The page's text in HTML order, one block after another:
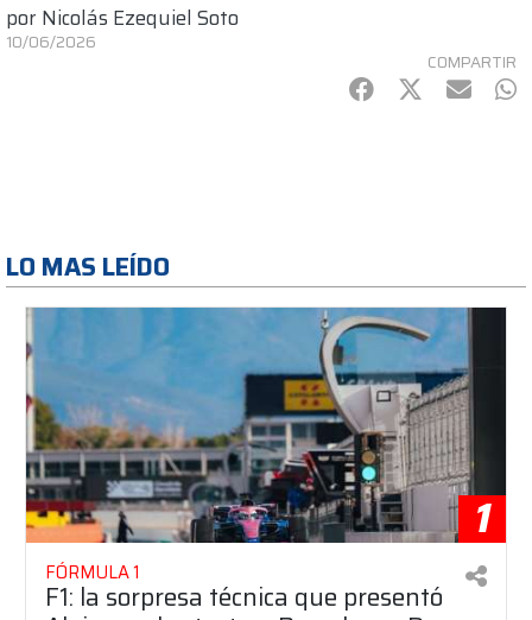
por Nicolás Ezequiel Soto
10/06/2026
COMPARTIR
Facebook
Twitter
mail
LO MAS LEÍDO
1
FÓRMULA 1
F1: la sorpresa técnica que presentó